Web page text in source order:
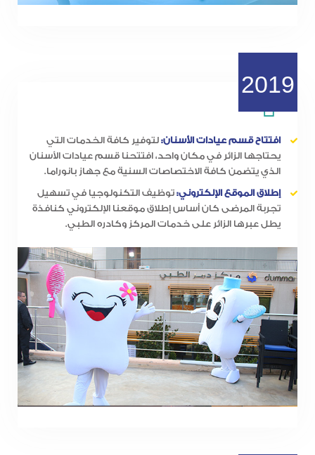
2019
افتتاح قسم عيادات الأسنان: لتوفير كافة الخدمات التي
يحتاجها الزائر في مكان واحد، افتتحنا قسم عيادات الأسنان
الذي يتضمن كافة الاختصاصات السنية مع جهاز بانوراما.
إطلاق الموقع الإلكتروني: توظيف التكنولوجيا في تسهيل
تجربة المرضى كان أساس إطلاق موقعنا الإلكتروني كنافذة
يطل عبرها الزائر على خدمات المركز وكادره الطبي.